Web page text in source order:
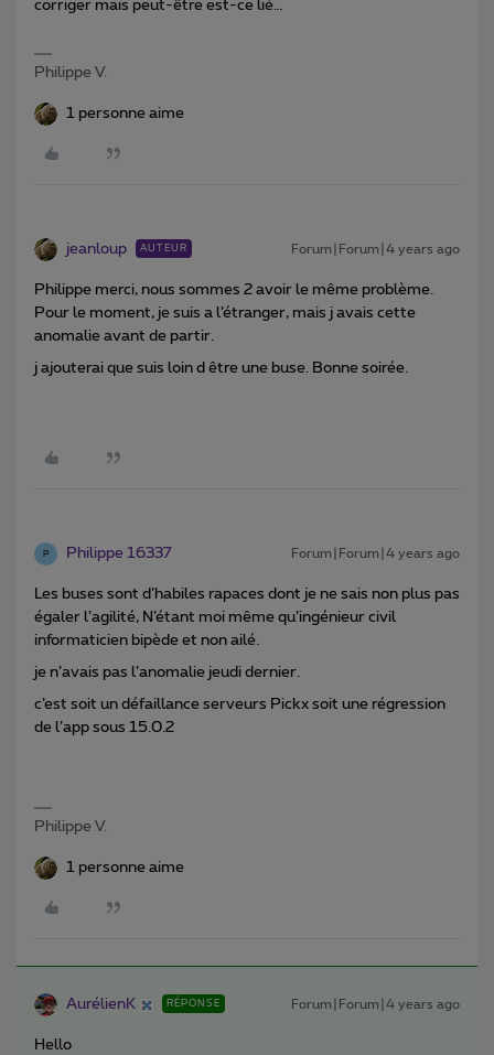
corriger mais peut-être est-ce lié…
Philippe V.
1 personne aime
jeanloup AUTEUR Forum|Forum|4 years ago
Philippe merci, nous sommes 2 avoir le même problème.
Pour le moment, je suis a l’étranger, mais j avais cette
anomalie avant de partir.
j ajouterai que suis loin d être une buse. Bonne soirée.
P Philippe 16337 Forum|Forum|4 years ago
Les buses sont d’habiles rapaces dont je ne sais non plus pas
égaler l’agilité, N’étant moi même qu’ingénieur civil
informaticien bipède et non ailé.
je n’avais pas l’anomalie jeudi dernier.
c’est soit un défaillance serveurs Pickx soit une régression
de l’app sous 15.0.2
Philippe V.
1 personne aime
AurélienK RÉPONSE Forum|Forum|4 years ago
Hello